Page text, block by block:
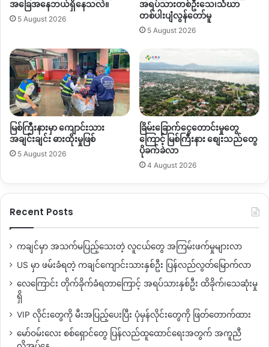
ရှမ်းမြောက်မှာ ဒီဇင်ဘာလ ၃ ပတ်အတွင်း နမ့်ခမ်း၊ နမ့်ဆန်၊ နမ္မတူ၊
မန်တုံ၊ မိုင်းငေါ့ ၊ မိုင်းလုံ စတဲ့ မြို့ပေါင်း ၆ မြို့တိတိကို တအောင်း
လွတ်မြောက်ရေးတပ်မတော်TNLAက သိမ်းပိုက်ရရှိခဲ့ပါတယ်။
By – ဂျာဘောက်ရာ
Copy URL
အခြေအနေဘယ်ရှိနေသလဲ။
5 August 2026
အရပ်သားတစ်ဦးသေ၊သံဃာ
တစ်ပါးပျံလွန်တော်မူ
5 August 2026
မြစ်ကြီးနားမှာ ကျောင်းသား
အချင်းချင်း ဓားထိုးမှုဖြစ်
5 August 2026
ခြိမ်းခြောက်ငွေတောင်းမှုတွေ
ကြောင့် မြစ်ကြီးနား စျေးသည်တွေ
ပိုခက်ခဲလာ
4 August 2026
Recent Posts
ကချင်မှာ အသက်မပြည့်သေးတဲ့ လူငယ်တွေ အကြမ်းဖက်မှုများလာ
US မှာ ဖမ်းခံရတဲ့ ကချင်ကျောင်းသားနှစ်ဦး ပြန်လည်လွတ်မြောက်လာ
လေကြောင်း တိုက်ခိုက်ခံရတာကြောင့် အရပ်သားနှစ်ဦး ထိခိုက်၊သေဆုံးမှု
ရှိ
VIP လိုင်းတွေကို မီးအပြည့်ပေးပြီး ပုံမှန်လိုင်းတွေကို ဖြတ်တောက်ထား
မော်ဝမ်းလေး စစ်ရှောင်တွေ ပြန်လည်ထူထောင်ရေးအတွက် အကူညီ